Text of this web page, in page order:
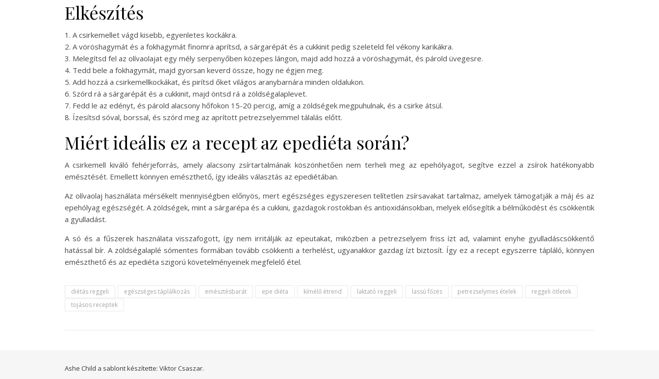
Elkészítés
1. A csirkemellet vágd kisebb, egyenletes kockákra.
2. A vöröshagymát és a fokhagymát finomra aprítsd, a sárgarépát és a cukkinit pedig szeleteld fel vékony karikákra.
3. Melegítsd fel az olívaolajat egy mély serpenyőben közepes lángon, majd add hozzá a vöröshagymát, és párold üvegesre.
4. Tedd bele a fokhagymát, majd gyorsan keverd össze, hogy ne égjen meg.
5. Add hozzá a csirkemellkockákat, és pirítsd őket világos aranybarnára minden oldalukon.
6. Szórd rá a sárgarépát és a cukkinit, majd öntsd rá a zöldségalaplevet.
7. Fedd le az edényt, és párold alacsony hőfokon 15-20 percig, amíg a zöldségek megpuhulnak, és a csirke átsül.
8. Ízesítsd sóval, borssal, és szórd meg az aprított petrezselyemmel tálalás előtt.
Miért ideális ez a recept az epediéta során?
A csirkemell kiváló fehérjeforrás, amely alacsony zsírtartalmának köszönhetően nem terheli meg az epehólyagot, segítve ezzel a zsírok hatékonyabb
emésztését. Emellett könnyen emészthető, így ideális választás az epediétában.
Az olívaolaj használata mérsékelt mennyiségben előnyös, mert egészséges egyszeresen telítetlen zsírsavakat tartalmaz, amelyek támogatják a máj és az
epehólyag egészségét. A zöldségek, mint a sárgarépa és a cukkini, gazdagok rostokban és antioxidánsokban, melyek elősegítik a bélműködést és csökkentik
a gyulladást.
A só és a fűszerek használata visszafogott, így nem irritálják az epeutakat, miközben a petrezselyem friss ízt ad, valamint enyhe gyulladáscsökkentő
hatással bír. A zöldségalaplé sómentes formában tovább csökkenti a terhelést, ugyanakkor gazdag ízt biztosít. Így ez a recept egyszerre tápláló, könnyen
emészthető és az epediéta szigorú követelményeinek megfelelő étel.
diétás reggeli egészséges táplálkozás emésztésbarát epe diéta kímélő étrend laktató reggeli lassú főzés petrezselymes ételek
reggeli ötletek
tojásos receptek
Ashe Child a sablont készítette: Viktor Csaszar.